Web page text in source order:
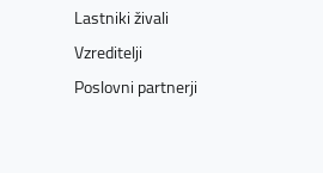
Lastniki živali
Vzreditelji
Poslovni partnerji